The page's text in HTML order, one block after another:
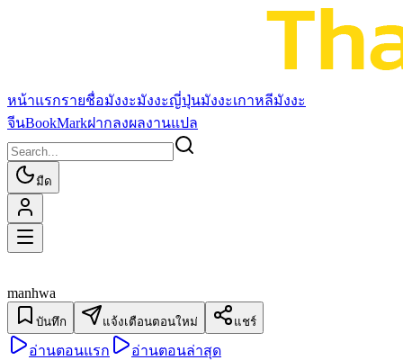
หน้าแรกรายชื่อมังงะมังงะญี่ปุ่นมังงะเกาหลีมังงะ
จีนBookMarkฝากลงผลงานแปล
มืด
manhwa
บันทึก แจ้งเตือนตอนใหม่ แชร์
อ่านตอนแรก อ่านตอนล่าสุด